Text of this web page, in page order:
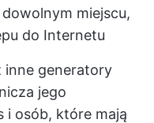
miejscu,
do Internetu
inne generatory
jego
i osób, które mają